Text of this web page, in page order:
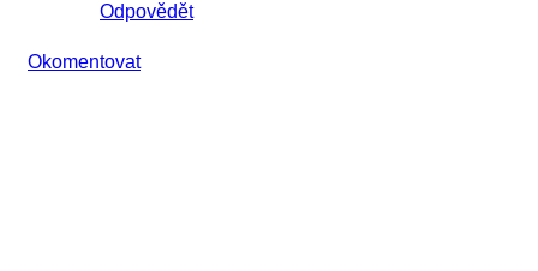
Odpovědět
Okomentovat